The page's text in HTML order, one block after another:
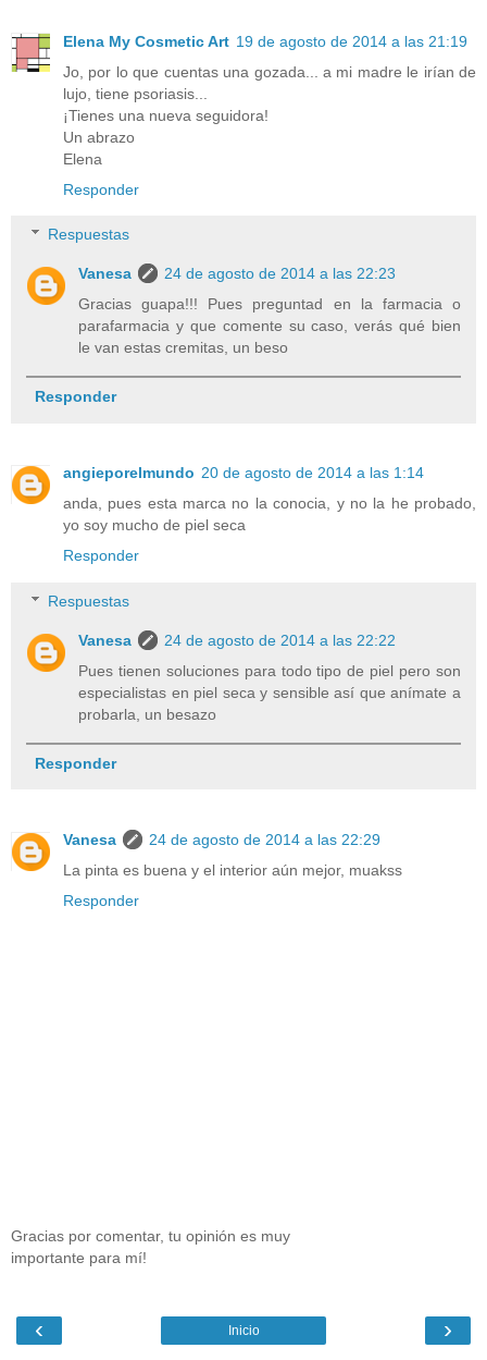
Elena My Cosmetic Art 19 de agosto de 2014 a las 21:19
Jo, por lo que cuentas una gozada... a mi madre le irían de
lujo, tiene psoriasis...
¡Tienes una nueva seguidora!
Un abrazo
Elena
Responder
Respuestas
Vanesa
24 de agosto de 2014 a las 22:23
Gracias guapa!!! Pues preguntad en la farmacia o
parafarmacia y que comente su caso, verás qué bien
le van estas cremitas, un beso
Responder
angieporelmundo 20 de agosto de 2014 a las 1:14
anda, pues esta marca no la conocia, y no la he probado,
yo soy mucho de piel seca
Responder
Respuestas
Vanesa
24 de agosto de 2014 a las 22:22
Pues tienen soluciones para todo tipo de piel pero son
especialistas en piel seca y sensible así que anímate a
probarla, un besazo
Responder
Vanesa
24 de agosto de 2014 a las 22:29
La pinta es buena y el interior aún mejor, muakss
Responder
Gracias por comentar, tu opinión es muy
importante para mí!
‹ ›
Inicio